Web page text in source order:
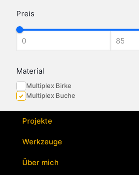
Preis
Material
Multiplex Birke
Multiplex Buche
Projekte
Werkzeuge
Über mich